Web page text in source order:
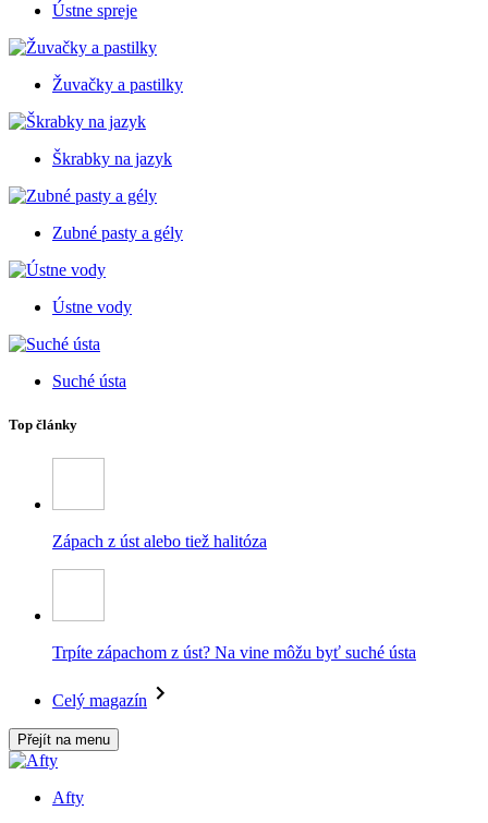
Ústne spreje
Žuvačky a pastilky
Škrabky na jazyk
Zubné pasty a gély
Ústne vody
Suché ústa
Top články
Zápach z úst alebo tiež halitóza
Trpíte zápachom z úst? Na vine môžu byť suché ústa
Celý magazín
Přejít na menu
Afty